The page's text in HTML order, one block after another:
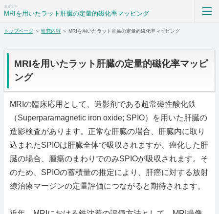
筑波大学
MRIを用いたラット肝臓の定量的磁化率マッピング
トップページ
研究内容
メンバー
業績
SNS
トップページ ＞ 研究内容 ＞ MRIを用いたラット肝臓の定量的磁化率マッピング
MRIを用いたラット肝臓の定量的磁化率マッピ
ング
MRIの臨床応用として、造影剤である超常磁性酸化鉄
（Superparamagnetic iron oxide; SPIO）を用いた肝臓の
造影検査があります。正常な肝臓の場合、肝臓内に取り
込まれたSPIOは肝臓全体で吸収されますが、癌化した肝
臓の場合、腫瘍のまわりでのみSPIOが吸収されます。そ
のため、SPIOの蓄積量の推定により、肝癌に対する放射
線治療マージンの定量評価につながると期待されます。